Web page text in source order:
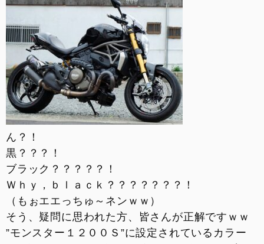
お支払いシミュレーション
コンフィギュレーター
お問い合わせ
ん？！
黒？？？！
ブラック？？？？？！
Ｗｈｙ，ｂｌａｃｋ？？？？？？？！
（もぉエエっちゅ～ネンｗｗ）
そう、疑問に思われた方、皆さんが正解ですｗｗ
”モンスター１２００Ｓ”に設定されているカラー